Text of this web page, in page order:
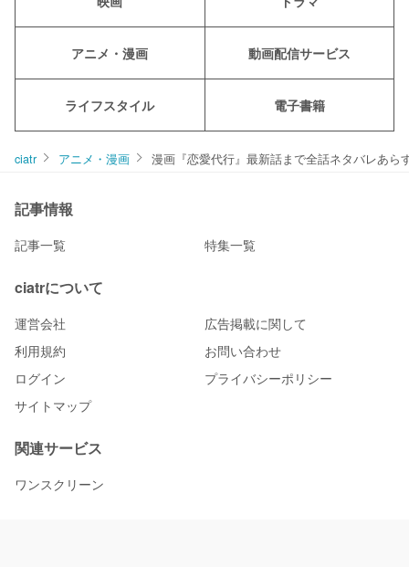
アニメ・漫画 動画配信サービス
ライフスタイル 電子書籍
ciatr アニメ・漫画 漫画『恋愛代行』最新話まで全話ネタバレあ
記事情報
記事一覧 特集一覧
ciatrについて
運営会社
広告掲載に関して
利用規約
お問い合わせ
ログイン
プライバシーポリシー
サイトマップ
関連サービス
ワンスクリーン